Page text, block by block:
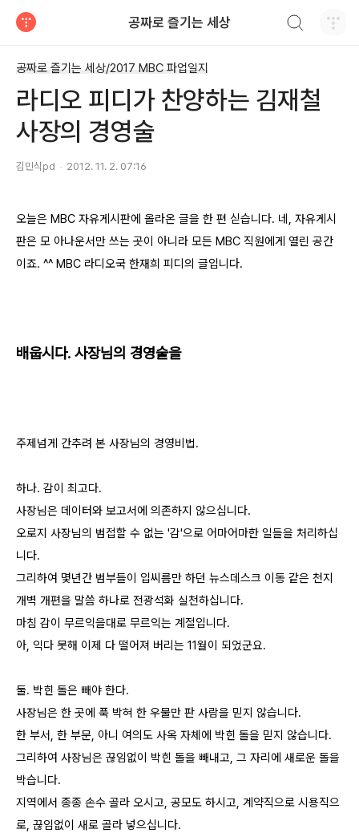
공짜로 즐기는 세상
공짜로 즐기는 세상/2017 MBC 파업일지
라디오 피디가 찬양하는 김재철
사장의 경영술
김민식pd 2012. 11. 2. 07:16
오늘은 MBC 자유게시판에 올라온 글을 한 편 싣습니다. 네, 자유게시
판은 모 아나운서만 쓰는 곳이 아니라 모든 MBC 직원에게 열린 공간
이죠. ^^ MBC 라디오국 한재희 피디의 글입니다.
배웁시다. 사장님의 경영술을
주제넘게 간추려 본 사장님의 경영비법.
하나. 감이 최고다.
사장님은 데이터와 보고서에 의존하지 않으십니다.
오로지 사장님의 범접할 수 없는 '감'으로 어마어마한 일들을 처리하십
니다.
그리하여 몇년간 범부들이 입씨름만 하던 뉴스데스크 이동 같은 천지
개벽 개편을 말씀 하나로 전광석화 실천하십니다.
마침 감이 무르익을대로 무르익는 계절입니다.
아, 익다 못해 이제 다 떨어져 버리는 11월이 되었군요.
둘. 박힌 돌은 빼야 한다.
사장님은 한 곳에 푹 박혀 한 우물만 판 사람을 믿지 않습니다.
한 부서, 한 부문, 아니 여의도 사옥 자체에 박힌 돌을 믿지 않습니다.
그리하여 사장님은 끊임없이 박힌 돌을 빼내고, 그 자리에 새로운 돌을
박습니다.
지역에서 종종 손수 골라 오시고, 공모도 하시고, 계약직으로 시용직으
로, 끊임없이 새로 골라 넣으십니다.